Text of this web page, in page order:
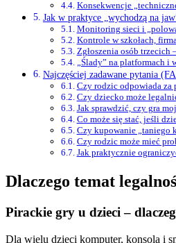
Konsekwencje
Jak w praktyce „wychodzą na
Monitoring sieci i
Kontrole w szkołach,
Zgłoszenia osób trzecich
„Ślady” na platformach i
Najczęściej zadawane pytania
Czy rodzic odpowiada za
Czy dziecko może
Jak sprawdzić, czy gra
Co może się stać, jeśli
Czy kupowanie „taniego
Czy rodzic może mieć
Jak praktycznie
Dlaczego temat
Pirackie gry u dzieci –
Dla wielu dzieci komputer, konsola i